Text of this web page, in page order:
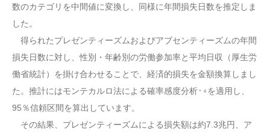
数のカテゴリを中間値に変換し、同様に年間損失日数を推定しま
した。
得られたプレゼンティーズムおよびアブセンティーズムの年間
損失日数に対し、性別・年齢別の労働参加率と平均日収（厚生労
働省統計）を掛け合わせることで、経済的損失を金額換算しまし
た。推計にはモンテカルロ法による確率感度分析 ＊４ を適用し、
95％信頼区間を算出しています。
その結果、プレゼンティーズムによる損失額は約7.3兆円、ア